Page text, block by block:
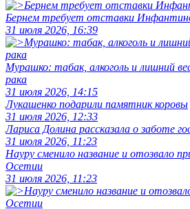
Бернем требует отставки
31 июля 2026, 16:39
Мурашко: табак, алкоголь и лишний
рака
31 июля 2026, 14:15
Лукашенко подарили памятник коровы
31 июля 2026, 12:33
Лариса Долина рассказала о заботе
31 июля 2026, 11:23
Науру сменило название и отозвало
Осетии
31 июля 2026, 11:23